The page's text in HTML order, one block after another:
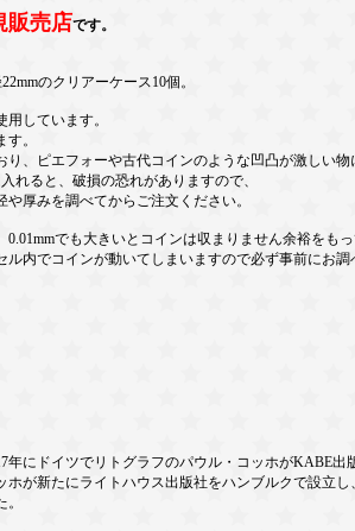
販売店です。
のクリアーケース10個。
しています。
。
、ピエフォーや古代コインのような凹凸が激しい物
れると、破損の恐れがありますので、
厚みを調べてからご注文ください。
でも大きいとコインは収まりません余裕をもっ
内でコインが動いてしまいますので必ず事前にお調
年にドイツでリトグラフのパウル・コッホがKABE
ホが新たにライトハウス出版社をハンブルクで設立